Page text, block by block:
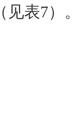
（见表7）。